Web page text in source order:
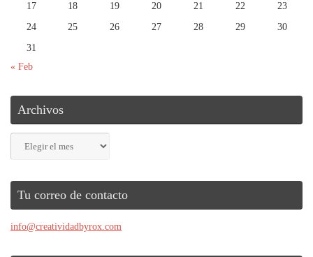
17
18 19 20 21 22
23
24
25 26 27 28 29
30
31
« Feb
Archivos
Archivos
Tu correo de contacto
info@creatividadbyrox.com